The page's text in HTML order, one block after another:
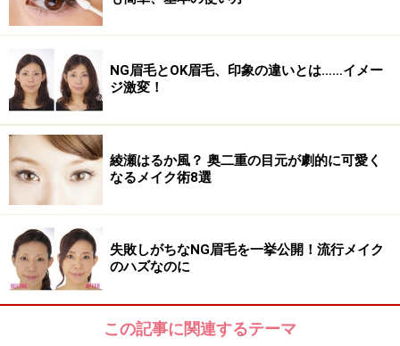
NG眉毛とOK眉毛、印象の違いとは……イメー
ジ激変！
綾瀬はるか風？ 奥二重の目元が劇的に可愛く
なるメイク術8選
失敗しがちなNG眉毛を一挙公開！流行メイク
のハズなのに
この記事に関連するテーマ